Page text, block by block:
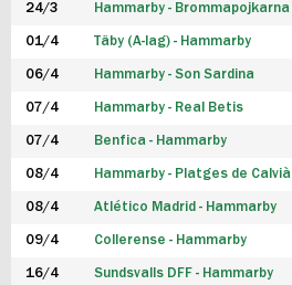
FUTSAL DAM
24/3 Hammarby - Brommapojkarna
01/4 Täby (A-lag) - Hammarby
06/4 Hammarby - Son Sardina
07/4 Hammarby - Real Betis
07/4 Benfica - Hammarby
08/4 Hammarby - Platges de Calvià
08/4 Atlético Madrid - Hammarby
09/4 Collerense - Hammarby
16/4 Sundsvalls DFF - Hammarby